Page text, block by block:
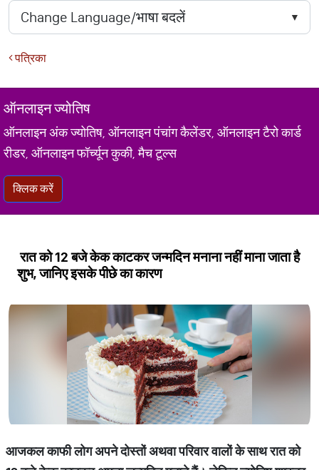
पत्रिका
ऑनलाइन ज्योतिष
ऑनलाइन अंक ज्योतिष, ऑनलाइन पंचांग कैलेंडर, ऑनलाइन टैरो कार्ड
रीडर, ऑनलाइन फॉर्च्यून कुकी, मैच टूल्स
क्लिक करें
रात को 12 बजे केक काटकर जन्मदिन मनाना नहीं माना जाता है
शुभ, जानिए इसके पीछे का कारण
आजकलकाफीलोगअपनेदोस्तोंअथवापरिवारवालोंकेसाथरातको